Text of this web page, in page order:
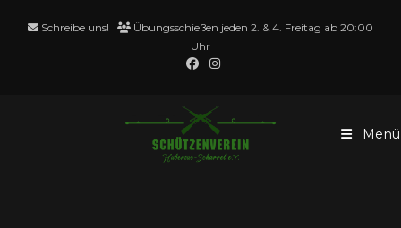
Inhalt Schreibe uns!
Übungsschießen jeden 2. & 4. Freitag ab 20:00
Uhr
Menü